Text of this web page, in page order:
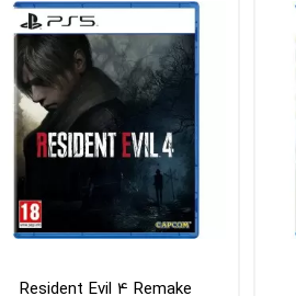
Resident Evil 4 Remake